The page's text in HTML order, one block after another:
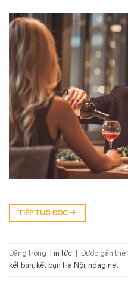
TIẾP TỤC ĐỌC →
Đăng trong Tin tức Được gắn thẻ
kết bạn, kết bạn Hà Nội, ndag.net